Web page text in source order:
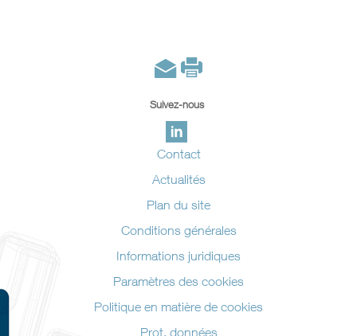
Suivez-nous
Contact
Actualités
Plan du site
Conditions générales
Informations juridiques
Paramètres des cookies
Politique en matière de cookies
Prot. données